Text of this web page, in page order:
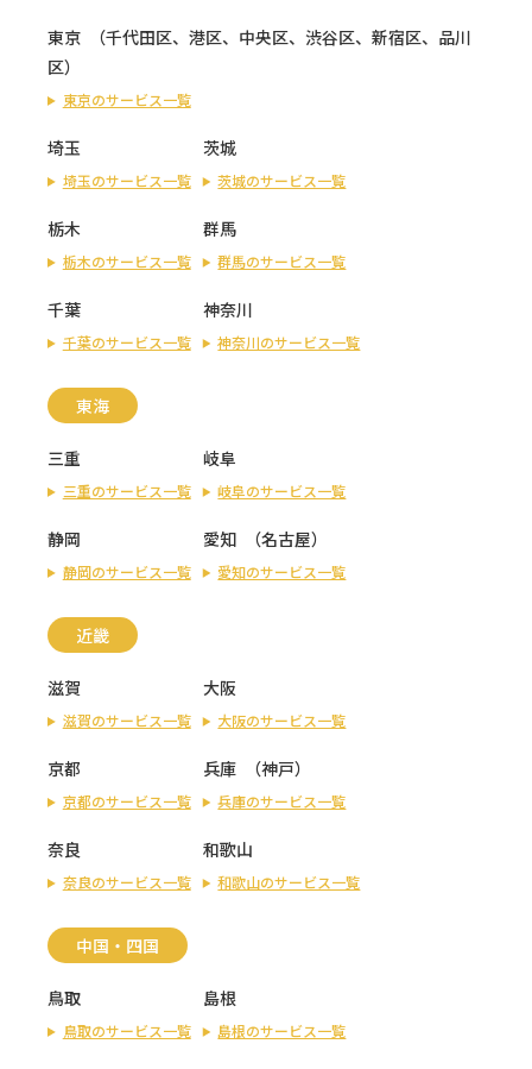
東京 （千代田区、 港区、 中央区、 渋谷区、 新宿区、 品川
区）
東京のサービス一覧
埼玉
埼玉のサービス一覧
茨城
茨城のサービス一覧
栃木
栃木のサービス一覧
群馬
群馬のサービス一覧
千葉
千葉のサービス一覧
神奈川
神奈川のサービス一覧
東海
三重
三重のサービス一覧
岐阜
岐阜のサービス一覧
静岡
静岡のサービス一覧
愛知 （名古屋）
愛知のサービス一覧
近畿
滋賀
滋賀のサービス一覧
大阪
大阪のサービス一覧
京都
京都のサービス一覧
兵庫 （神戸）
兵庫のサービス一覧
奈良
奈良のサービス一覧
和歌山
和歌山のサービス一覧
中国・四国
鳥取
鳥取のサービス一覧
島根
島根のサービス一覧